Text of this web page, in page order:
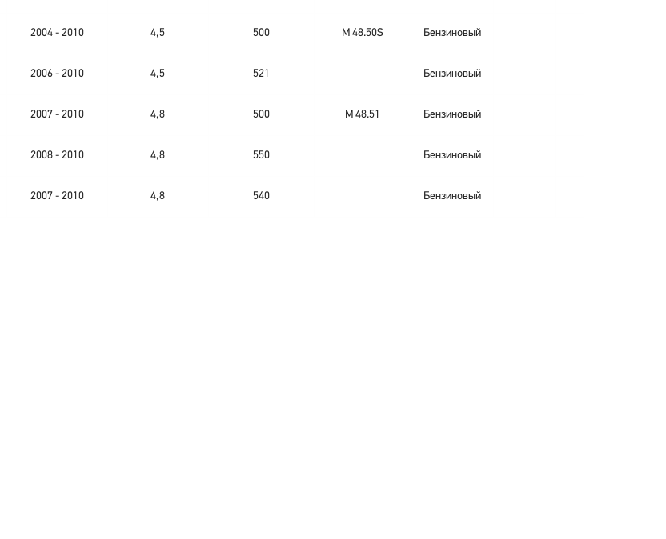
2004 - 2010 4,5 500 M 48.50S Бензиновый
2006 - 2010 4,5 521 Бензиновый
2007 - 2010 4,8 500 M 48.51 Бензиновый
2008 - 2010 4,8 550 Бензиновый
2007 - 2010 4,8 540 Бензиновый